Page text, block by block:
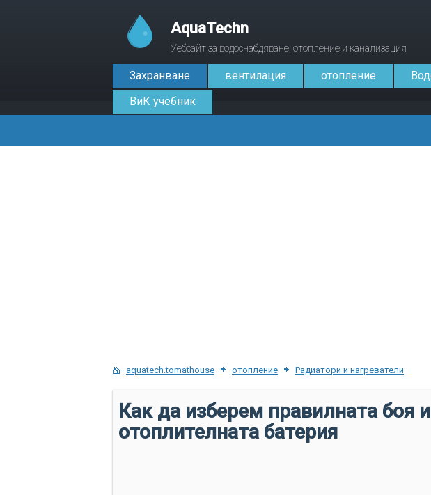
AquaTechn
Уебсайт за водоснабдяване, отопление и канализация
Захранване вентилация отопление
ВиК учебник
aquatech.tomathouse отопление Радиатори и нагреватели
Как да изберем правилната боя
отоплителната батерия